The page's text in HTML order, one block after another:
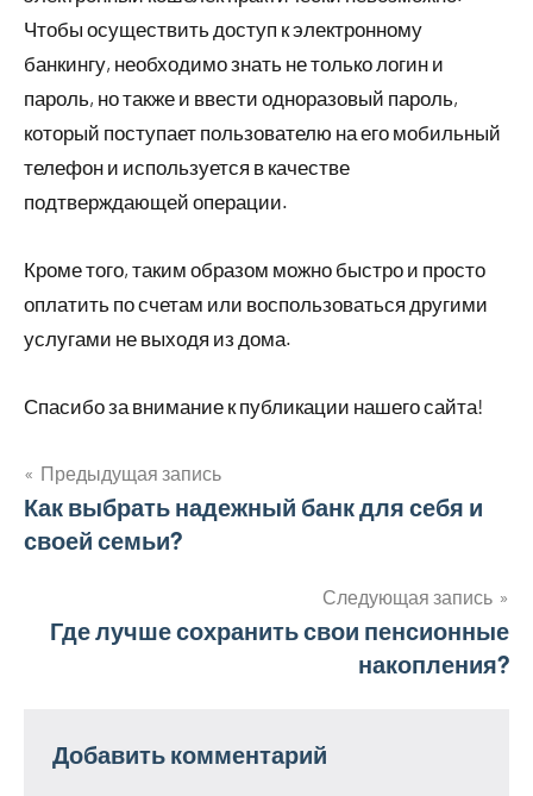
Чтобы осуществить доступ к электронному
банкингу, необходимо знать не только логин и
пароль, но также и ввести одноразовый пароль,
который поступает пользователю на его мобильный
телефон и используется в качестве
подтверждающей операции.
Кроме того, таким образом можно быстро и просто
оплатить по счетам или воспользоваться другими
услугами не выходя из дома.
Спасибо за внимание к публикации нашего сайта!
Навигация
по
Предыдущая запись
Как выбрать надежный банк для себя и
своей семьи?
Следующая запись
Где лучше сохранить свои пенсионные
накопления?
Добавить комментарий